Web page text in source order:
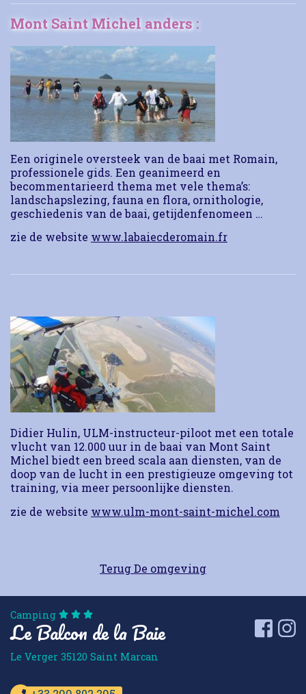
Mont Saint Michel anders :
Een originele oversteek van de baai met Romain,
professionele gids. Een geanimeerd en
becommentarieerd thema met vele thema’s:
landschapslezing, fauna en flora, ornithologie,
geschiedenis van de baai, getijdenfenomeen …
zie de website www.labaiecderomain.fr
Didier Hulin, ULM-instructeur-piloot met een totale
vlucht van 12.000 uur in de baai van Mont Saint
Michel biedt een breed scala aan diensten, van de
doop van de lucht in een prestigieuze omgeving tot
training, via meer persoonlijke diensten.
zie de website www.ulm-mont-saint-michel.com
Terug De omgeving
Camping
Le Balcon de la Baie
Le Verger 35120 Saint Marcan